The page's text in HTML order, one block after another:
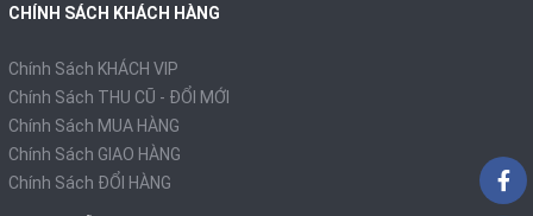
CHÍNH SÁCH KHÁCH HÀNG
Chính Sách KHÁCH VIP
Chính Sách THU CŨ - ĐỔI MỚI
Chính Sách MUA HÀNG
Chính Sách GIAO HÀNG
Chính Sách ĐỔI HÀNG